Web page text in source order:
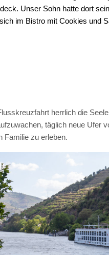
Unser Sohn hatte dort
im Bistro mit Cookies und
herrlich die
täglich neue Ufer
Familie zu erleben.